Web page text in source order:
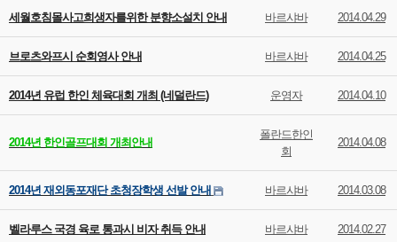
세월호침몰사고희생자를위한 분향소설치 안내 바르샤바 2014.04.29
브로츠와프시 순회영사 안내 바르샤바 2014.04.25
2014년 유럽 한인 체육대회 개최 (네덜란드) 운영자 2014.04.10
2014년 한인골프대회 개최안내
폴란드한인
회
2014.04.08
2014년 재외동포재단 초청장학생 선발 안내 바르샤바 2014.03.08
벨라루스 국경 육로 통과시 비자 취득 안내 바르샤바 2014.02.27